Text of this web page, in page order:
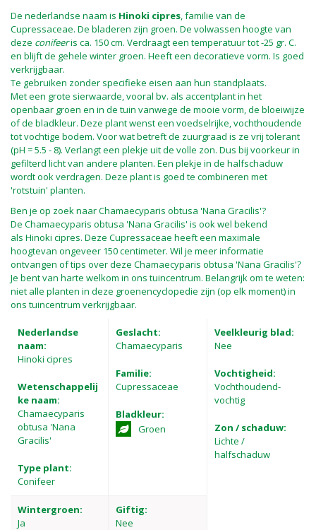
De nederlandse naam is Hinoki cipres, familie van de
Cupressaceae. De bladeren zijn groen. De volwassen hoogte van
deze conifeeris ca. 150 cm. Verdraagt een temperatuur tot -25 gr. C.
en blijft de gehele winter groen. Heeft een decoratieve vorm. Is goed
verkrijgbaar.
Te gebruiken zonder specifieke eisen aan hun standplaats.
Met een grote sierwaarde, vooral bv. als accentplant in het
openbaar groen en in de tuin vanwege de mooie vorm, de bloeiwijze
of de bladkleur. Deze plant wenst een voedselrijke, vochthoudende
tot vochtige bodem. Voor wat betreft de zuurgraad is ze vrij tolerant
(pH = 5.5 - 8). Verlangt een plekje uit de volle zon. Dus bij voorkeur in
gefilterd licht van andere planten. Een plekje in de halfschaduw
wordt ook verdragen. Deze plant is goed te combineren met
'rotstuin' planten.
Ben je op zoek naar Chamaecyparis obtusa 'Nana Gracilis'?
De Chamaecyparis obtusa 'Nana Gracilis' is ook wel bekend
als Hinoki cipres. Deze Cupressaceae heeft een maximale
hoogtevan ongeveer 150 centimeter. Wil je meer informatie
ontvangen of tips over deze Chamaecyparis obtusa 'Nana Gracilis'?
Je bent van harte welkom in ons tuincentrum. Belangrijk om te weten:
niet alle planten in deze groenencyclopedie zijn (op elk moment) in
ons tuincentrum verkrijgbaar.
Nederlandse
naam:
Hinoki cipres
Wetenschappelij
ke naam:
Chamaecyparis
obtusa 'Nana
Gracilis'
Type plant:
Conifeer
Geslacht:
Chamaecyparis
Familie:
Cupressaceae
Bladkleur:
Groen
Veelkleurig blad:
Nee
Vochtigheid:
Vochthoudend-
vochtig
Zon / schaduw:
Lichte /
halfschaduw
Wintergroen:
Ja
Giftig:
Nee